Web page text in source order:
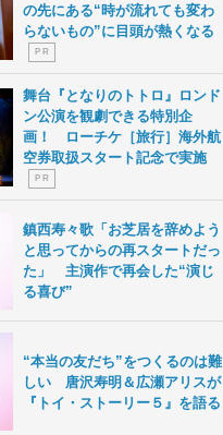
の先にある“時が流れても変わ
らないもの”に目頭が熱くなる
P R
舞台『となりのトトロ』ロンド
ン公演を観劇できる特別企
画！ ローチケ［旅行］海外航
空券取扱スタート記念で実施
P R
鎮西寿々歌「お芝居を辞めよう
と思ってからの再スタートだっ
た」 主演作で再会した“演じ
る喜び”
“本当の友だち”をつくるのは難
しい 唐沢寿明＆広瀬アリスが
『トイ・ストーリー５』を語る